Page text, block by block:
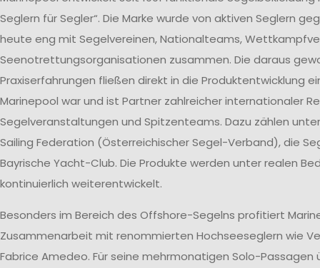
Seglern für Segler“. Die Marke wurde von aktiven Seglern
heute eng mit Segelvereinen, Nationalteams,
Seenotrettungsorganisationen zusammen. Die daraus
Praxiserfahrungen fließen direkt in die Produktentwicklung
Marinepool war und ist Partner zahlreicher internationaler
Segelveranstaltungen und Spitzenteams. Dazu zählen
Sailing Federation (Österreichischer Segel-Verband), die
Bayrische Yacht-Club. Die Produkte werden unter realen
kontinuierlich weiterentwickelt.
Besonders im Bereich des Offshore-Segelns profitiert
Zusammenarbeit mit renommierten Hochseeseglern wie
Fabrice Amedeo. Für seine mehrmonatigen Solo-